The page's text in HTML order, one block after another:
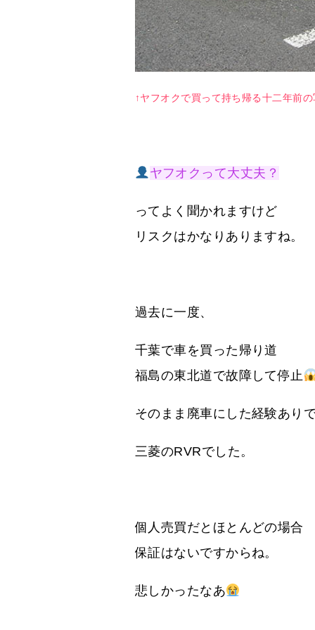
↑ヤフオクで買って持ち帰る十二年前
ヤフオクって大丈夫？
ってよく聞かれますけど
リスクはかなりありますね。
過去に一度、
千葉で車を買った帰り道
福島の東北道で故障して停止
そのまま廃車にした経験あり
三菱のRVRでした。
個人売買だとほとんどの場合
保証はないですからね。
悲しかったなあ